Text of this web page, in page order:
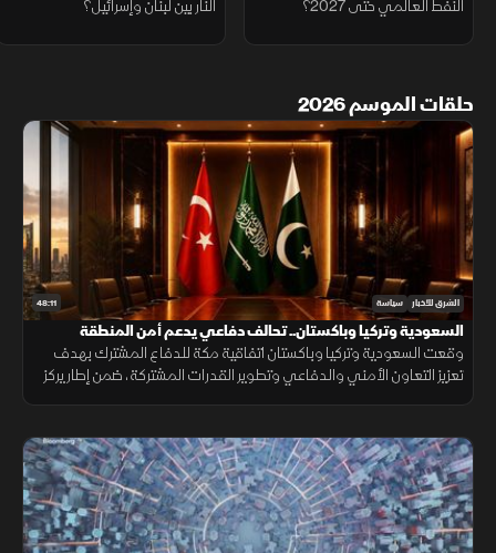
النفط العالمي حتى 2027؟
النار بين لبنان وإسرائيل؟
حلقات الموسم 2026
48:11 الشرق للأخبار سياسة
السعودية وتركيا وباكستان.. تحالف دفاعي يدعم أمن المنطقة
وقعت السعودية وتركيا وباكستان اتفاقية مكة للدفاع المشترك بهدف
تعزيز التعاون الأمني والدفاعي وتطوير القدرات المشتركة، ضمن إطار يركز